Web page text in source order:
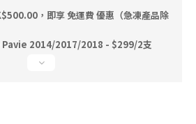
，即享 免運費 優惠（急凍產品除
2014/2017/2018 - $299/2支